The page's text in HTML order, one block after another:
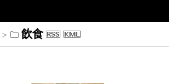
> 飲食